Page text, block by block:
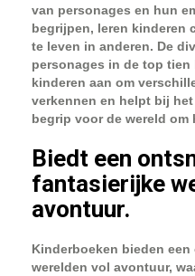
van personages en hun
begrijpen, leren kinderen
te leven in anderen. De
personages in de top
kinderen aan om
verkennen en helpt bij
begrip voor de wereld om
Biedt een
fantasierijke
avontuur.
Kinderboeken bieden
werelden vol avontuur,